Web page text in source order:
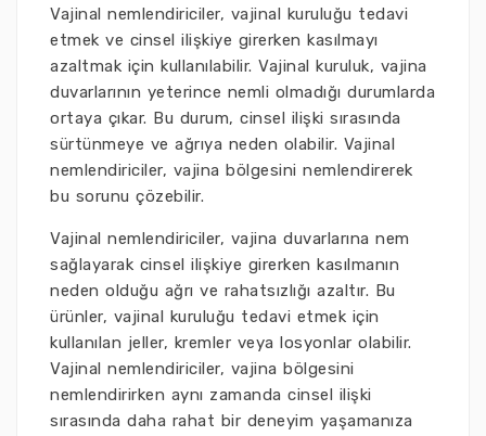
Vajinal nemlendiriciler, vajinal kuruluğu tedavi
etmek ve cinsel ilişkiye girerken kasılmayı
azaltmak için kullanılabilir. Vajinal kuruluk, vajina
duvarlarının yeterince nemli olmadığı durumlarda
ortaya çıkar. Bu durum, cinsel ilişki sırasında
sürtünmeye ve ağrıya neden olabilir. Vajinal
nemlendiriciler, vajina bölgesini nemlendirerek
bu sorunu çözebilir.
Vajinal nemlendiriciler, vajina duvarlarına nem
sağlayarak cinsel ilişkiye girerken kasılmanın
neden olduğu ağrı ve rahatsızlığı azaltır. Bu
ürünler, vajinal kuruluğu tedavi etmek için
kullanılan jeller, kremler veya losyonlar olabilir.
Vajinal nemlendiriciler, vajina bölgesini
nemlendirirken aynı zamanda cinsel ilişki
sırasında daha rahat bir deneyim yaşamanıza